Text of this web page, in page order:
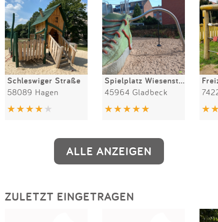
Schleswiger Straße
58089 Hagen
Spielplatz Wiesenstraße
45964 Gladbeck
ALLE ANZEIGEN
ZULETZT EINGETRAGEN